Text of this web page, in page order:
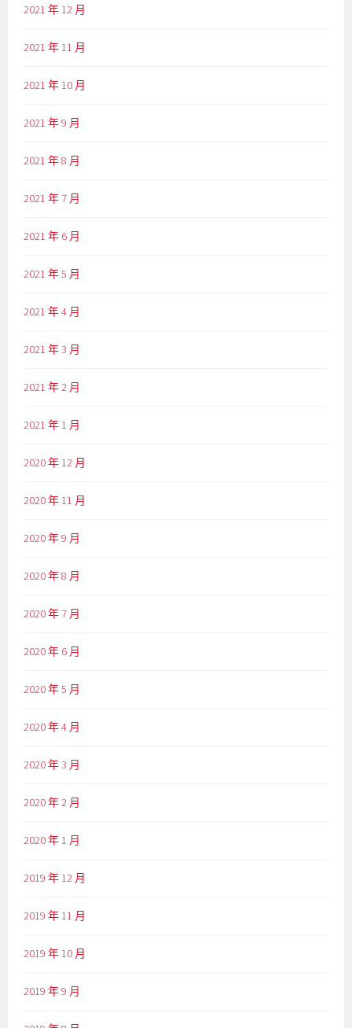
2021 年 12 月
2021 年 11 月
2021 年 10 月
2021 年 9 月
2021 年 8 月
2021 年 7 月
2021 年 6 月
2021 年 5 月
2021 年 4 月
2021 年 3 月
2021 年 2 月
2021 年 1 月
2020 年 12 月
2020 年 11 月
2020 年 9 月
2020 年 8 月
2020 年 7 月
2020 年 6 月
2020 年 5 月
2020 年 4 月
2020 年 3 月
2020 年 2 月
2020 年 1 月
2019 年 12 月
2019 年 11 月
2019 年 10 月
2019 年 9 月